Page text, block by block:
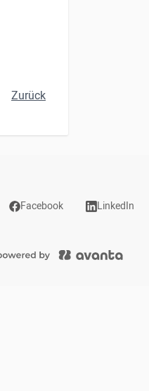
Zurück
Facebook LinkedIn